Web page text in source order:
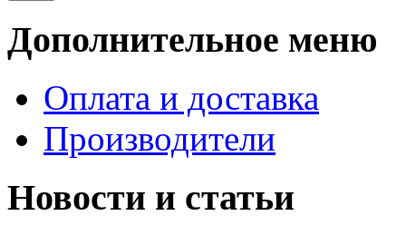
Дополнительное меню
Оплата и доставка
Производители
Новости и статьи